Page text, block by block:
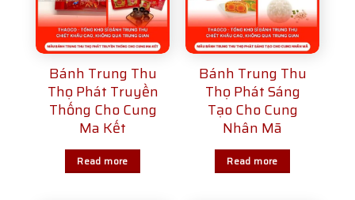
Bánh Trung Thu
Thọ Phát Truyền
Thống Cho Cung
Ma Kết
Read more
Bánh Trung Thu
Thọ Phát Sáng
Tạo Cho Cung
Nhân Mã
Read more